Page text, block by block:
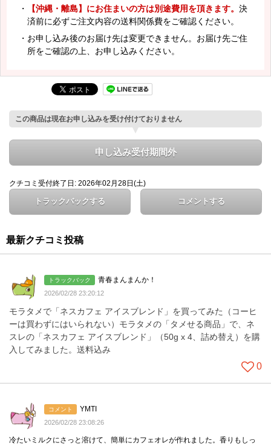
・ 【沖縄・離島】にお住まいの方は別途費用を頂きます。 決
済前に必ずご注文内容の送料関係費をご確認ください。
・お申し込み後のお届け先は変更できません。お届け先ご住
所をご確認の上、お申し込みください。
この商品は現在お申し込みを受け付けておりません
申し込み受付期間外
クチコミ受付終了日: 2026年02月28日(土)
トラックバックする コメントする
最新クチコミ投稿
トラックバック 青春まんまんか！
2026/02/28 23:20:12
モラタメで「ネスカフェ アイスブレンド」を買ってみた（コーヒ
ーは買わずにはいられない）モラタメの「タメせる商品」で、ネ
スレの「ネスカフェ アイスブレンド」（50g x 4、詰め替え）を購
入してみました。送料込み
0
コメント YMTI
2026/02/28 23:08:26
冷たいミルクにさっと溶けて、簡単にカフェオレが作れました。香りもしっ